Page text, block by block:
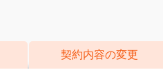
契約内容の変更